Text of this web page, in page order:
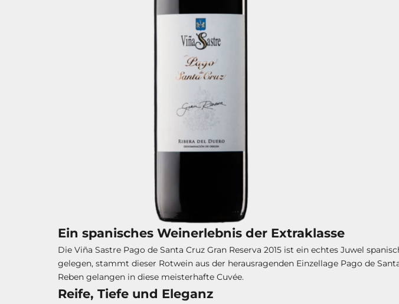
Ein spanisches Weinerlebnis der Extraklasse
Die Viña Sastre Pago de Santa Cruz Gran Reserva 2015 ist ein echtes Juwel
gelegen, stammt dieser Rotwein aus der herausragenden Einzellage Pago de
Reben gelangen in diese meisterhafte Cuvée.
Reife, Tiefe und Eleganz